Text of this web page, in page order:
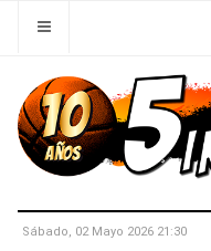
Sábado, 02 Mayo 2026 21:30